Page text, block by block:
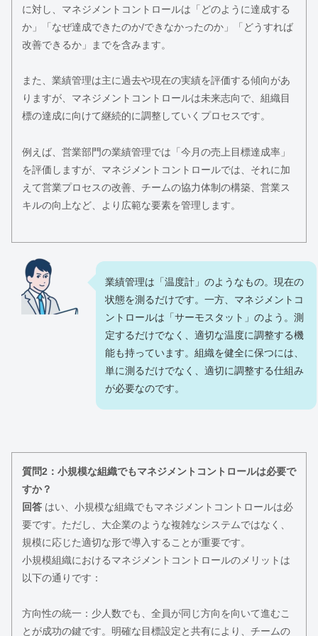
に対し、マネジメントコントロールは「どのように達成する
か」「なぜ達成できたのか/できなかったのか」「どうすれば
改善できるか」までを含みます。
また、業績管理は主に過去や現在の実績を評価する傾向があ
りますが、マネジメントコントロールは未来志向で、組織目
標の達成に向けて継続的に調整していくプロセスです。
例えば、営業部門の業績管理では「今月の売上目標達成率」
を評価しますが、マネジメントコントロールでは、それに加
えて営業プロセスの改善、チームの協力体制の構築、営業ス
キルの向上など、より広範な要素を管理します。
業績管理は「温度計」のようなもの。現在の
状態を測るだけです。一方、マネジメントコ
ントロールは「サーモスタット」のよう。測
定するだけでなく、適切な温度に調整する機
能も持っています。組織を健全に保つには、
単に測るだけでなく、適切に調整する仕組み
が必要なのです。
質問2：小規模な組織でもマネジメントコントロールは必要で
すか？
回答 はい、小規模な組織でもマネジメントコントロールは必
要です。ただし、大企業のような複雑なシステムではなく、
規模に応じた適切な形で導入することが重要です。
小規模組織におけるマネジメントコントロールのメリットは
以下の通りです：
方向性の統一：少人数でも、全員が同じ方向を向いて進むこ
とが成功の鍵です。明確な目標設定と共有により、チームの